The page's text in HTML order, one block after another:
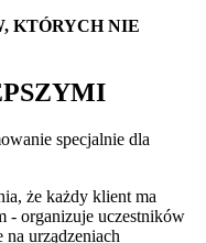
KTÓRYCH NIE
specjalnie dla
że każdy klient ma
- organizuje uczestników
urządzeniach